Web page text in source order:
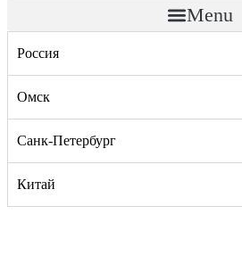
Menu
Россия
Омск
Санк-Петербург
Китай